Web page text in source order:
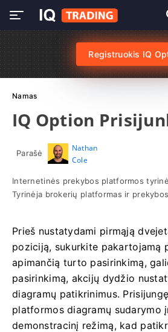
Registruokis IQ
Namas
IQ Option
Parašė
Nathan
Cole
Internetinės prekybos platformos
Tyrinėja brokerių platformas ir
Prieš nustatydami pirmąją
poziciją, sukurkite pakartojamą
apimančią turto pasirinkimą,
pasirinkimą, akcijų dydžio
diagramų patikrinimus.
platformos diagramų sudarymo
demonstracinį režimą, kad